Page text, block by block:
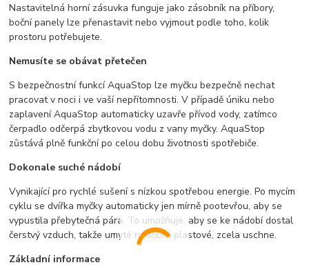
Nastavitelná horní zásuvka funguje jako zásobník na příbory,
boční panely lze přenastavit nebo vyjmout podle toho, kolik
prostoru potřebujete.
Nemusíte se obávat přetečen
S bezpečnostní funkcí AquaStop lze myčku bezpečně nechat
pracovat v noci i ve vaší nepřítomnosti. V případě úniku nebo
zaplavení AquaStop automaticky uzavře přívod vody, zatímco
čerpadlo odčerpá zbytkovou vodu z vany myčky. AquaStop
zůstává plně funkční po celou dobu životnosti spotřebiče.
Dokonale suché nádobí
Vynikající pro rychlé sušení s nízkou spotřebou energie. Po mycím
cyklu se dvířka myčky automaticky jen mírně pootevřou, aby se
vypustila přebytečná pára. To umožňuje, aby se ke nádobí dostal
čerstvý vzduch, takže umyté nádobí, i plastové, zcela uschne.
Základní informace